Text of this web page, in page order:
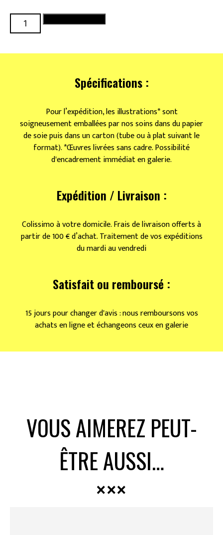
quantité
de
Spécifications :
Pour l’expédition, les illustrations* sont
soigneusement emballées par nos soins dans du papier
de soie puis dans un carton (tube ou à plat suivant le
format). *Œuvres livrées sans cadre. Possibilité
d'encadrement immédiat en galerie.
Expédition / Livraison :
Colissimo à votre domicile. Frais de livraison offerts à
partir de 100 € d’achat. Traitement de vos expéditions
du mardi au vendredi
Satisfait ou remboursé :
15 jours pour changer d'avis : nous remboursons vos
achats en ligne et échangeons ceux en galerie
VOUS AIMEREZ PEUT-
ÊTRE AUSSI…